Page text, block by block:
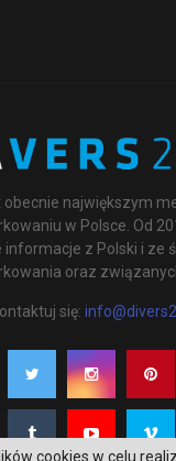
obecnie największym
w Polsce. Od
informacje z Polski i ze
oraz
się:
cookies w celu